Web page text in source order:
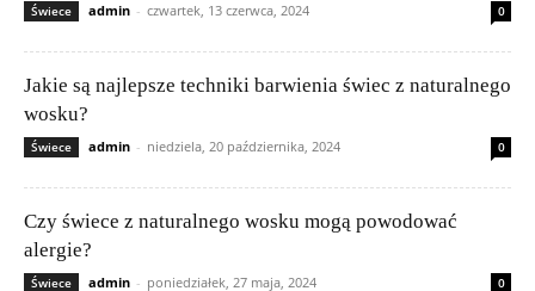
Świece admin - czwartek, 13 czerwca, 2024 0
Jakie są najlepsze techniki barwienia świec z naturalnego
wosku?
Świece admin - niedziela, 20 października, 2024 0
Czy świece z naturalnego wosku mogą powodować
alergie?
Świece admin - poniedziałek, 27 maja, 2024 0